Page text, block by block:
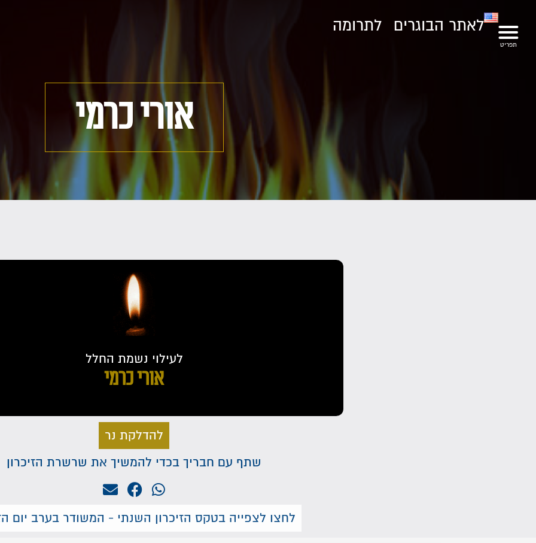
לאתר הבוגרים לתרומה
אורי כרמי
לעילוי נשמת החלל
אורי כרמי
להדלקת נר
שתף עם חבריך בכדי להמשיך את שרשרת הזיכרון
לחצו לצפייה בטקס הזיכרון השנתי - המשודר בערב יום